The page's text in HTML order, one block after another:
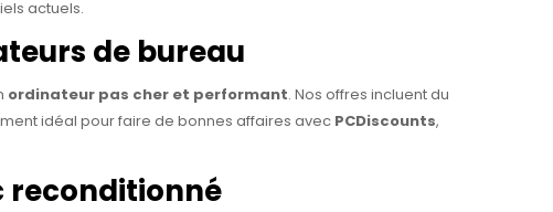
actuels.
de bureau
ordinateur pas cher et performant. Nos offres incluent du
idéal pour faire de bonnes affaires avec PCDiscounts,
reconditionné